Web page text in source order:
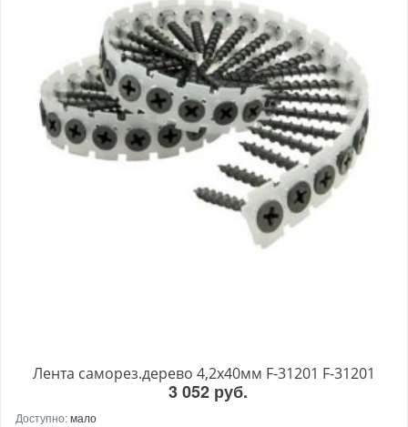
Лента саморез.дерево 4,2х40мм F-31201 F-31201
3 052 руб.
Доступно:мало